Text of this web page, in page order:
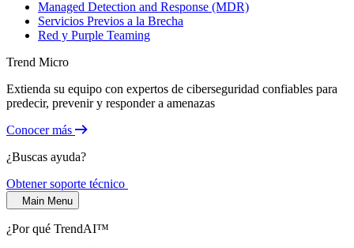
Managed Detection and Response (MDR)
Servicios Previos a la Brecha
Red y Purple Teaming
Trend Micro
Extienda su equipo con expertos de ciberseguridad confiables para
predecir, prevenir y responder a amenazas
Conocer más
¿Buscas ayuda?
Obtener soporte técnico
Main Menu
¿Por qué TrendAI™